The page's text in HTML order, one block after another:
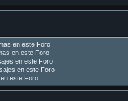
en este Foro
en este Foro
en este Foro
en este Foro
este Foro